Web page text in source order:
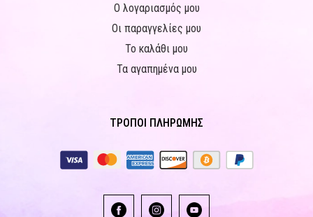
Ο λογαριασμός μου
Οι παραγγελίες μου
Το καλάθι μου
Τα αγαπημένα μου
ΤΡΟΠΟΙ ΠΛΗΡΩΜΗΣ